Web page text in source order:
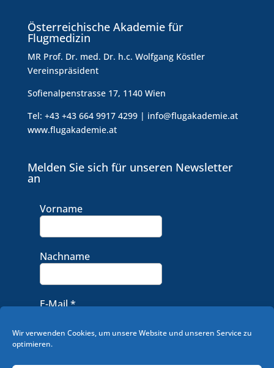
Wir verwenden Cookies, um unsere Website und unseren Service zu
optimieren.
Österreichische Akademie für
Flugmedizin
MR Prof. Dr. med. Dr. h.c. Wolfgang Köstler
Vereinspräsident
Sofienalpenstrasse 17, 1140 Wien
Tel: +43 +43 664 9917 4299 | info@flugakademie.at
www.flugakademie.at
Melden Sie sich für unseren Newsletter
an
Vorname
Nachname
E-Mail*